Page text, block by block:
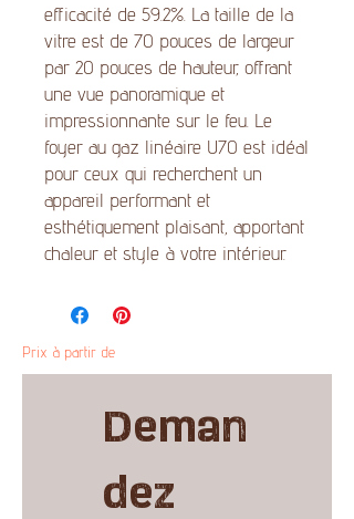
efficacité de 59.2%. La taille de la
vitre est de 70 pouces de largeur
par 20 pouces de hauteur, offrant
une vue panoramique et
impressionnante sur le feu. Le
foyer au gaz linéaire U70 est idéal
pour ceux qui recherchent un
appareil performant et
esthétiquement plaisant, apportant
chaleur et style à votre intérieur.
Prix à partir de
Deman
dez